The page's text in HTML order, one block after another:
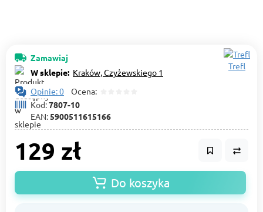
Zamawiaj
W sklepie: Kraków, Czyżewskiego 1
Opinie: 0 Ocena:
Kod:7807-10
EAN:5900511615166
Trefl
129 zł
Do koszyka